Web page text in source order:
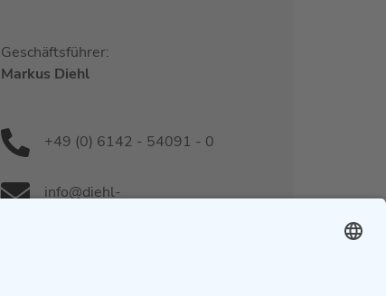
Geschäftsführer:
Markus Diehl
+49 (0) 6142 - 54091 - 0
info@diehl-